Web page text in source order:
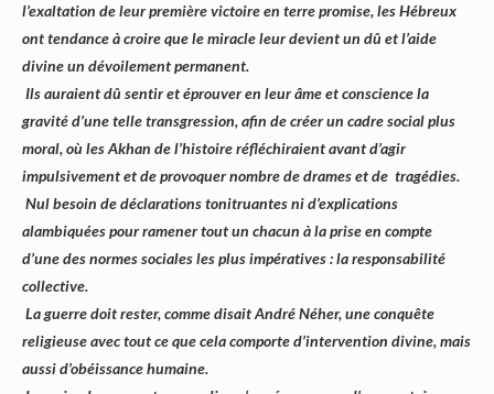
l’exaltation de leur première victoire en terre promise, les Hébreux
ont tendance à croire que le miracle leur devient un dû et l’aide
divine un dévoilement permanent.
Ils auraient dû sentir et éprouver en leur âme et conscience la
gravité d’une telle transgression, afin de créer un cadre social plus
moral, où les Akhan de l’histoire réfléchiraient avant d’agir
impulsivement et de provoquer nombre de drames et de tragédies.
Nul besoin de déclarations tonitruantes ni d’explications
alambiquées pour ramener tout un chacun à la prise en compte
d’une des normes sociales les plus impératives : la responsabilité
collective.
La guerre doit rester, comme disait André Néher, une conquête
religieuse avec tout ce que cela comporte d’intervention divine, mais
aussi d’obéissance humaine.